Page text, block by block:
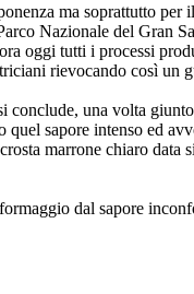
ma soprattutto
Nazionale del Gran
oggi tutti i processi
rievocando così un
conclude, una volta
sapore intenso ed
marrone chiaro data
dal sapore